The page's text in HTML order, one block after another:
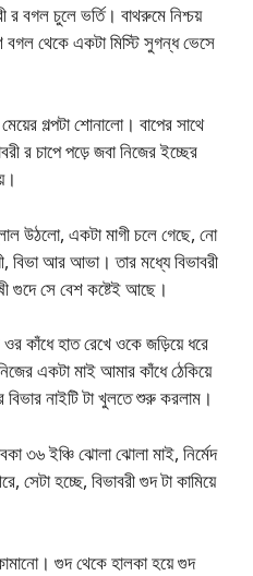
বগল চুলে ভর্তি। বাথরুমে নিশ্চয়
থেকে একটা মিস্টি সুগন্ধ ভেসে
গল্পটা শোনালো। বাপের সাথে
র চাপে পড়ে জবা নিজের ইচ্ছের
উঠলো, একটা মাগী চলে গেছে, নো
বিভা আর আভা। তার মধ্যে বিভাবরী
গুদে সে বেশ কষ্টেই আছে।
কাঁধে হাত রেখে ওকে জড়িয়ে ধরে
একটা মাই আমার কাঁধে ঠেকিয়ে
নাইটি টা খুলতে শুরু করলাম।
৩৬ ইঞ্চি ঝোলা ঝোলা মাই, নির্মেদ
সেটা হচ্ছে, বিভাবরী গুদ টা কামিয়ে
গুদ থেকে হালকা হয়ে গুদ